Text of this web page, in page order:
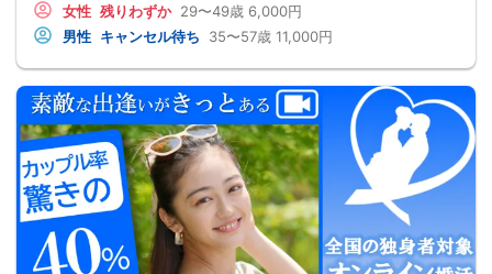
女性 残りわずか 29〜49歳 6,000円
男性 キャンセル待ち 35〜57歳 11,000円